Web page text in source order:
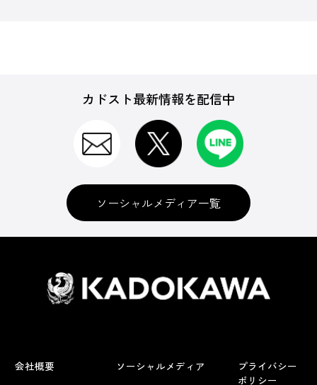
カドスト最新情報を配信中
ソーシャルメディア一覧
会社概要
ソーシャルメディア
プライバシー
ポリシー